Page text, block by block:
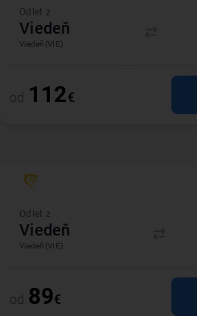
Odlet z
Viedeň
Viedeň (VIE)
od 112€
Odlet z
Viedeň
Viedeň (VIE)
od 89€